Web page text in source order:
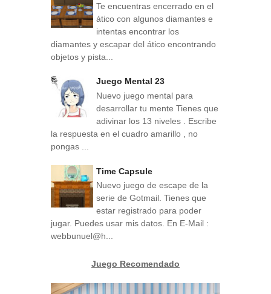
Te encuentras encerrado en el
ático con algunos diamantes e
intentas encontrar los
diamantes y escapar del ático encontrando
objetos y pista...
Juego Mental 23
Nuevo juego mental para
desarrollar tu mente Tienes que
adivinar los 13 niveles . Escribe
la respuesta en el cuadro amarillo , no
pongas ...
Time Capsule
Nuevo juego de escape de la
serie de Gotmail. Tienes que
estar registrado para poder
jugar. Puedes usar mis datos. En E-Mail :
webbunuel@h...
Juego Recomendado